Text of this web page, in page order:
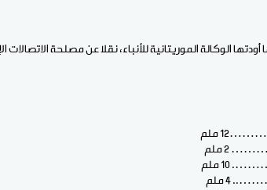
الوكالة الموريتانية للأنباء، نقلا عن مصلحة الاتصالات
ملم
ملم
ملم
4 ملم